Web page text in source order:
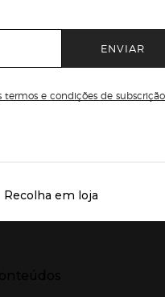
ENVIAR
e condições de subscrição
destacados
Recolha em loja